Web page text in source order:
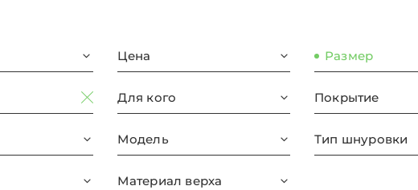
Цена Размер
Для кого Покрытие
Модель Тип шнуровки
Материал верха